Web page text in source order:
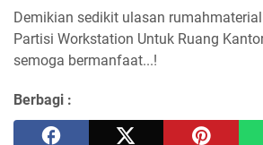
Demikian sedikit ulasan
Partisi Workstation Untuk Ruang
semoga bermanfaat...!
Berbagi :